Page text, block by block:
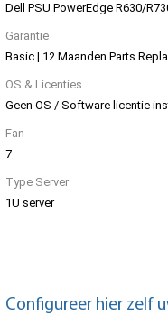
Dell PSU PowerEdge R630/
Garantie
Basic | 12 Maanden Parts
OS & Licenties
Geen OS / Software licentie
Fan
7
Type Server
1U server
Configureer hier zelf